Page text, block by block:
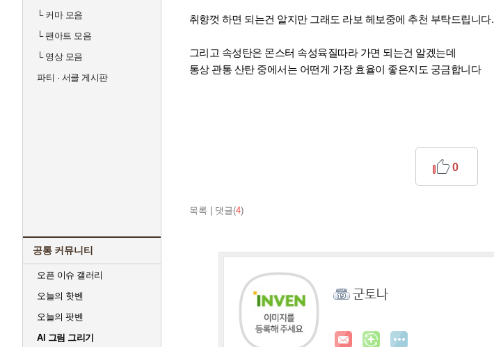
└커마 모음
└팬아트 모음
└영상 모음
파티 · 서클 게시판
공통 커뮤니티
오픈 이슈 갤러리
오늘의 핫벤
오늘의 팟벤
AI 그림 그리기
취향껏 하면 되는건 알지만 그래도 라보 헤보중에 추천 부탁드립니다.
그리고 속성탄은 몬스터 속성육질따라 가면 되는건 알겠는데
통상 관통 산탄 중에서는 어떤게 가장 효율이 좋은지도 궁금합니다
목록 댓글(4)
0
군토나